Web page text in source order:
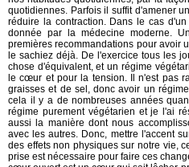
quotidiennes. Parfois il suffit d'amener
réduire la contraction. Dans le cas
donnée par la médecine moderne.
premières recommandations pour avoir
le sachiez déjà. De l'exercice tous les
chose d'équivalent, et un régime
le cœur et pour la tension. Il n'est pas
graisses et de sel, donc avoir un
cela il y a de nombreuses années
régime purement végétarien et je l'ai
aussi la manière dont nous
avec les autres. Donc, mettre l'accent
des effets non physiques sur notre vie,
prise est nécessaire pour faire ces